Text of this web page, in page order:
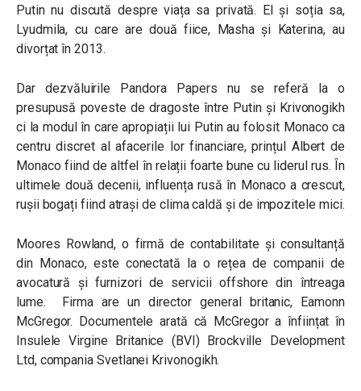
Putin nu discută despre viața sa privată. El și soția sa,
Lyudmila, cu care are două fiice, Masha și Katerina, au
divorțat în 2013.
Dar dezvăluirile Pandora Papers nu se referă la o
presupusă poveste de dragoste între Putin și Krivonogikh
ci la modul în care apropiații lui Putin au folosit Monaco ca
centru discret al afacerile lor financiare, prințul Albert de
Monaco fiind de altfel în relații foarte bune cu liderul rus. În
ultimele două decenii, influența rusă în Monaco a crescut,
rușii bogați fiind atrași de clima caldă și de impozitele mici.
Moores Rowland, o firmă de contabilitate și consultanță
din Monaco, este conectată la o rețea de companii de
avocatură și furnizori de servicii offshore din întreaga
lume. Firma are un director general britanic, Eamonn
McGregor. Documentele arată că McGregor a înființat în
Insulele Virgine Britanice (BVI) Brockville Development
Ltd, compania Svetlanei Krivonogikh.